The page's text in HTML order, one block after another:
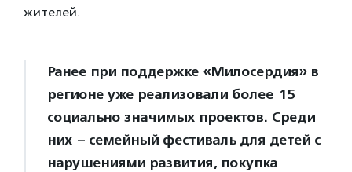
жителей.
Ранее при поддержке «Милосердия» в
регионе уже реализовали более 15
социально значимых проектов. Среди
них – семейный фестиваль для детей с
нарушениями развития, покупка